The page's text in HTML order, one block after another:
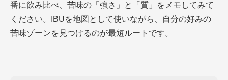
番に飲み比べ、苦味の「強さ」と「質」をメモしてみて
ください。IBUを地図として使いながら、自分の好みの
苦味ゾーンを見つけるのが最短ルートです。